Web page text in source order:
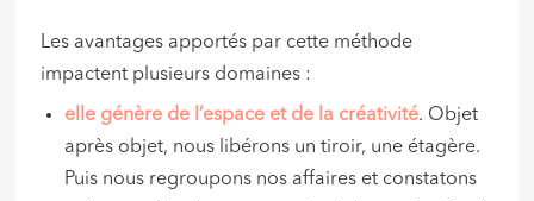
Les avantages apportés par cette méthode
impactent plusieurs domaines :
elle génère de l’espace et de la créativité. Objet
après objet, nous libérons un tiroir, une étagère.
Puis nous regroupons nos affaires et constatons